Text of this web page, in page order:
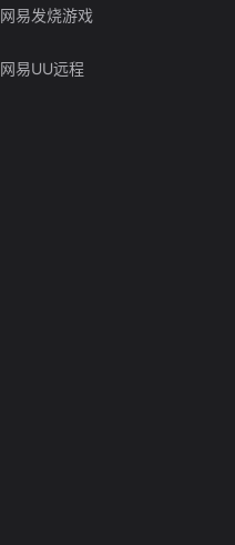
网易发烧游戏
网易UU远程